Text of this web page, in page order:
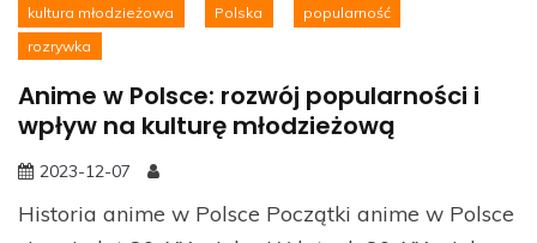
kultura młodzieżowa Polska
popularność
rozrywka
Anime w Polsce: rozwój popularności i
wpływ na kulturę młodzieżową
2023-12-07
Historia anime w Polsce Początki anime w Polsce